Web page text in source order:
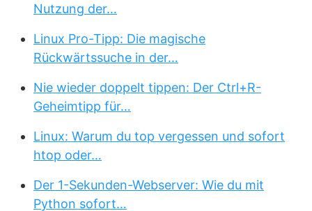
Nutzung der…
Linux Pro-Tipp: Die magische
Rückwärtssuche in der…
Nie wieder doppelt tippen: Der Ctrl+R-
Geheimtipp für…
Linux: Warum du top vergessen und sofort
htop oder…
Der 1-Sekunden-Webserver: Wie du mit
Python sofort…